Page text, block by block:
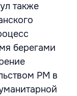
также
берегами
РМ в